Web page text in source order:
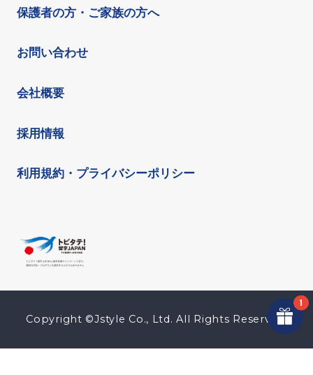
保護者の方・ご家族の方へ
お問い合わせ
会社概要
採用情報
利用規約・プライバシーポリシー
Copyright ©Jstyle Co., Ltd. All Rights Reserved.